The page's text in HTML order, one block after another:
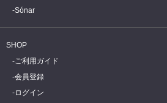
Sónar
SHOP
ご利用ガイド
会員登録
ログイン